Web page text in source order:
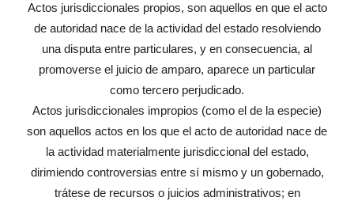
Actos jurisdiccionales propios, son aquellos en que el acto
de autoridad nace de la actividad del estado resolviendo
una disputa entre particulares, y en consecuencia, al
promoverse el juicio de amparo, aparece un particular
como tercero perjudicado.
Actos jurisdiccionales impropios (como el de la especie)
son aquellos actos en los que el acto de autoridad nace de
la actividad materialmente jurisdiccional del estado,
dirimiendo controversias entre sí mismo y un gobernado,
trátese de recursos o juicios administrativos; en